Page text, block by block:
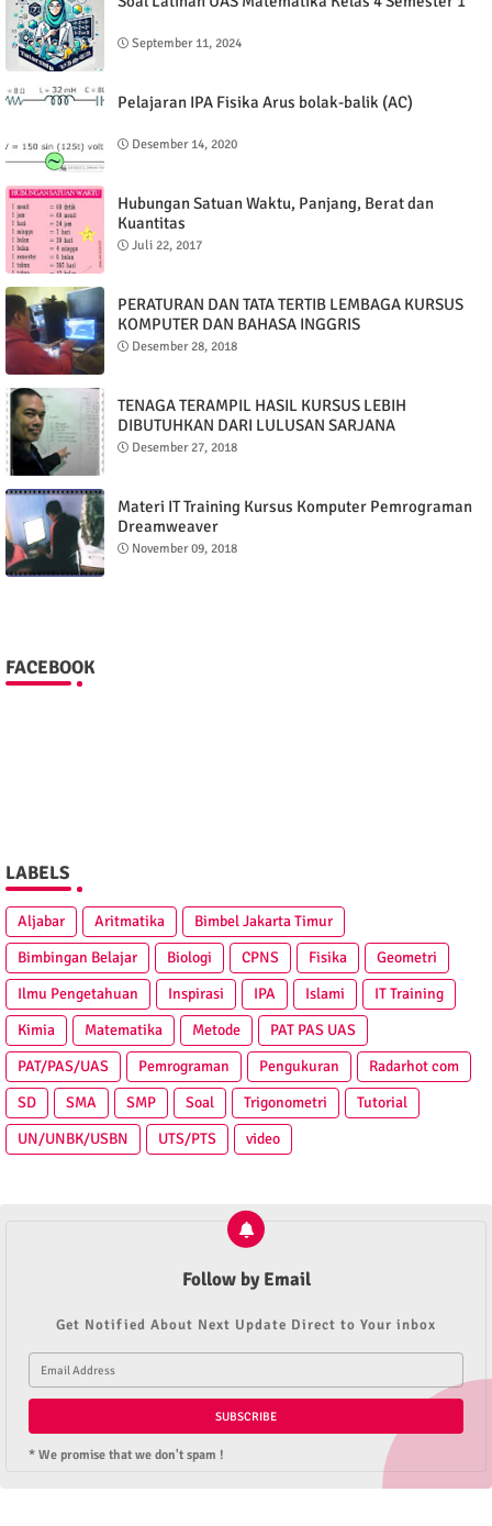
September 11, 2024
Pelajaran IPA Fisika Arus bolak-balik (AC)
Desember 14, 2020
Hubungan Satuan Waktu, Panjang, Berat dan
Kuantitas
Juli 22, 2017
PERATURAN DAN TATA TERTIB LEMBAGA KURSUS
KOMPUTER DAN BAHASA INGGRIS
Desember 28, 2018
TENAGA TERAMPIL HASIL KURSUS LEBIH
DIBUTUHKAN DARI LULUSAN SARJANA
Desember 27, 2018
Materi IT Training Kursus Komputer Pemrograman
Dreamweaver
November 09, 2018
FACEBOOK
LABELS
Aljabar Aritmatika
Bimbel Jakarta Timur
Bimbingan Belajar
Biologi CPNS Fisika
Geometri
Ilmu Pengetahuan
Inspirasi IPA Islami
IT Training
Kimia
Matematika Metode
PAT PAS UAS
PAT/PAS/UAS
Pemrograman Pengukuran
Radarhot com
SD
SMA SMP Soal Trigonometri
Tutorial
UN/UNBK/USBN
UTS/PTS video
Follow by Email
Get Notified About Next Update Direct to Your inbox
* We promise that we don't spam !